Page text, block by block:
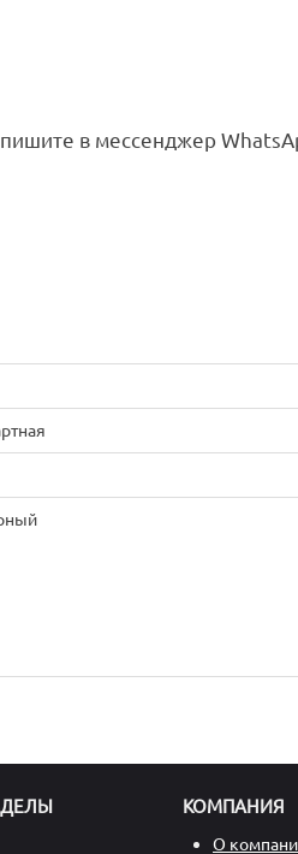
в мессенджер
КОМПАНИЯ
О